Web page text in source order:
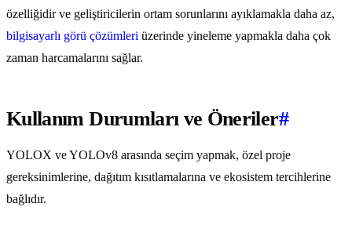
özelliğidir ve geliştiricilerin ortam sorunlarını ayıklamakla daha az,
bilgisayarlı görü çözümleri üzerinde yineleme yapmakla daha çok
zaman harcamalarını sağlar.
Kullanım Durumları ve Öneriler#
YOLOX ve YOLOv8 arasında seçim yapmak, özel proje
gereksinimlerine, dağıtım kısıtlamalarına ve ekosistem tercihlerine
bağlıdır.